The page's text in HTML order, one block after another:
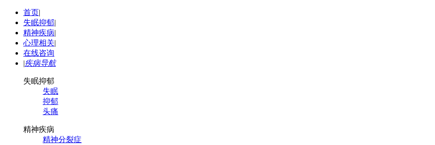
首页|
失眠抑郁|
精神疾病|
心理相关|
在线咨询
|疾病导航
失眠抑郁
失眠
抑郁
头痛
精神疾病
精神分裂症